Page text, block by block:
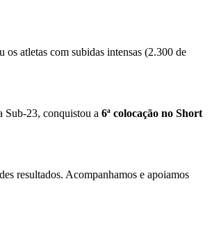
atletas com subidas intensas (2.300 de
Sub-23, conquistou a 6ª colocação no Short
resultados. Acompanhamos e apoiamos